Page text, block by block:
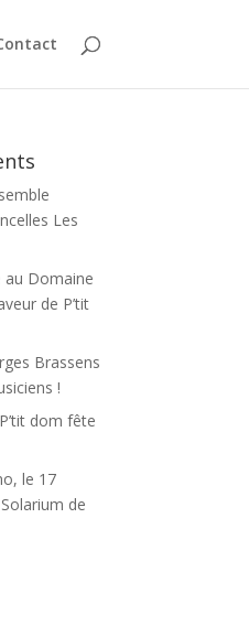
Les
au Domaine
de P’tit
Brassens
!
dom fête
le 17
de